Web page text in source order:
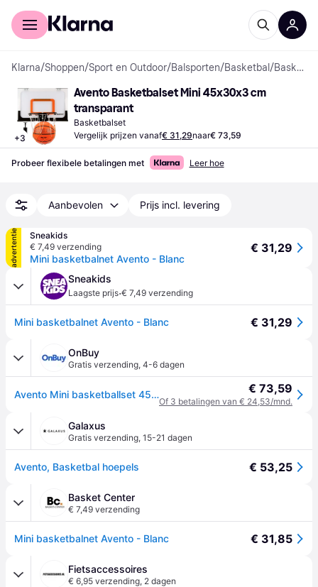
Voor shoppers
Klarna/Shoppen/Sport en Outdoor/Balsporten/Basketbal / Basketbalsets
+3
Avento Basketbalset Mini 45x30x3 cm
transparant
Basketbalset
Vergelijk prijzen vanaf€ 31,29naar€ 73,59
Probeer flexibele betalingen met Leer hoe
Aanbevolen Prijs incl. levering
advertentie
Sneakids
€ 7,49 verzending
Mini basketbalnet Avento - Blanc
€ 31,29
Sneakids
Laagste prijs·€ 7,49 verzending
Mini basketbalnet Avento - Blanc € 31,29
OnBuy
Gratis verzending, 4-6 dagen
Avento Mini basketballset 45x30x3 cm Transparant € 73,59
Of 3 betalingen van € 24,53/mnd.
Galaxus
Gratis verzending, 15-21 dagen
Avento, Basketbal hoepels € 53,25
Basket Center
€ 7,49 verzending
Mini basketbalnet Avento - Blanc € 31,85
Fietsaccessoires
€ 6,95 verzending, 2 dagen